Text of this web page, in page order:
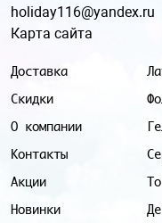
Доставка
Скидки
О компании
Контакты
Акции
Новинки
holiday116@yandex.ru
Карта сайта